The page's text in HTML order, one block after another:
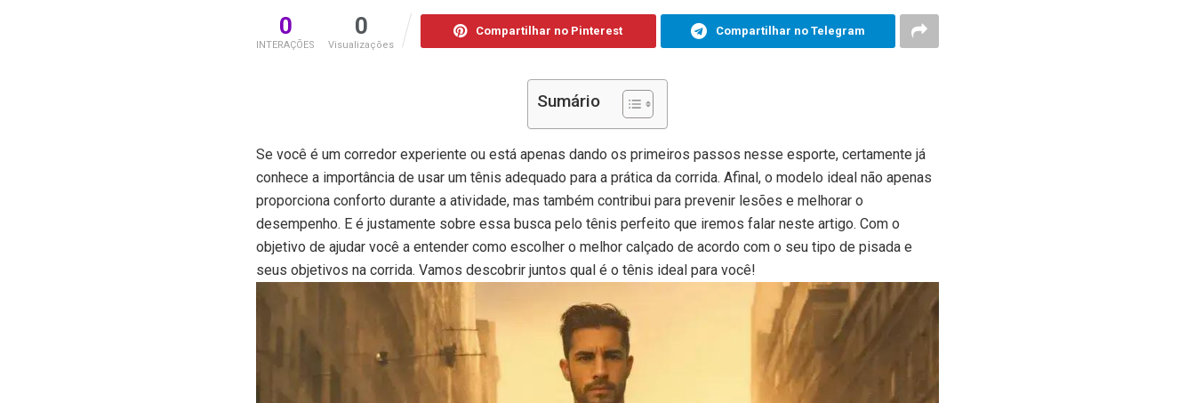
0
INTERAÇÕES
0
Visualizações
Compartilhar no Pinterest Compartilhar no Telegram
Sumário
Se você é um corredor experiente ou está apenas dando os primeiros passos nesse esporte, certamente já
conhece a importância de usar um tênis adequado para a prática da corrida. Afinal, o modelo ideal não apenas
proporciona conforto durante a atividade, mas também contribui para prevenir lesões e melhorar o
desempenho. E é justamente sobre essa busca pelo tênis perfeito que iremos falar neste artigo. Com o
objetivo de ajudar você a entender como escolher o melhor calçado de acordo com o seu tipo de pisada e
seus objetivos na corrida. Vamos descobrir juntos qual é o tênis ideal para você!